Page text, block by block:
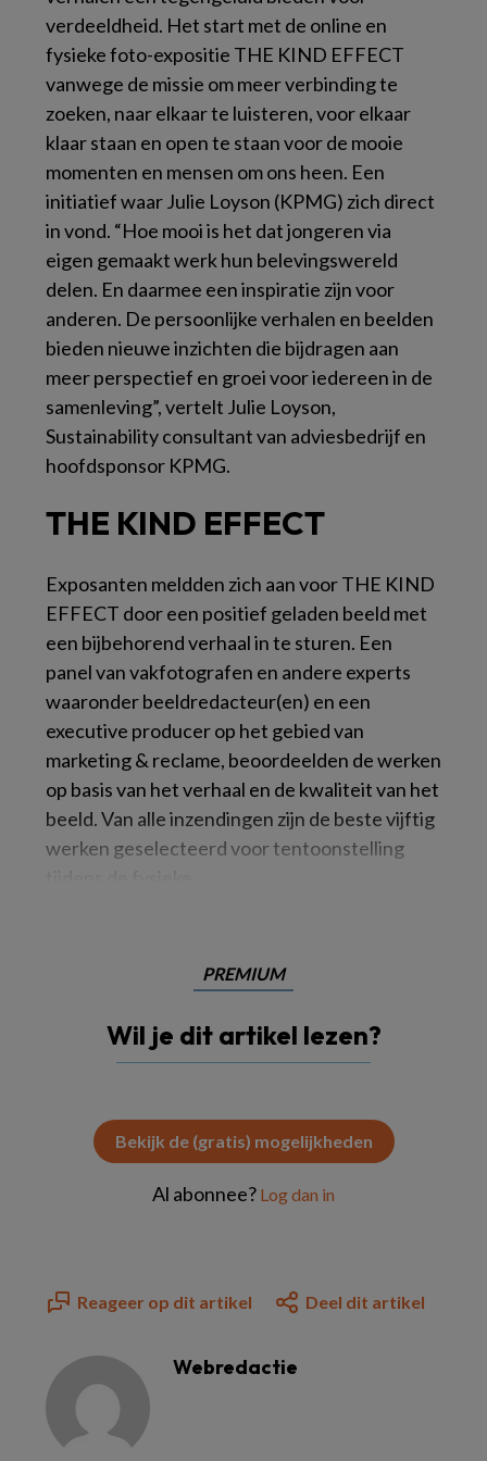
verdeeldheid. Het start met de online en
fysieke foto-expositie THE KIND EFFECT
vanwege de missie om meer verbinding te
zoeken, naar elkaar te luisteren, voor elkaar
klaar staan en open te staan voor de mooie
momenten en mensen om ons heen. Een
initiatief waar Julie Loyson (KPMG) zich direct
in vond. “Hoe mooi is het dat jongeren via
eigen gemaakt werk hun belevingswereld
delen. En daarmee een inspiratie zijn voor
anderen. De persoonlijke verhalen en beelden
bieden nieuwe inzichten die bijdragen aan
meer perspectief en groei voor iedereen in de
samenleving”, vertelt Julie Loyson,
Sustainability consultant van adviesbedrijf en
hoofdsponsor KPMG.
THE KIND EFFECT
Exposanten meldden zich aan voor THE KIND
EFFECT door een positief geladen beeld met
een bijbehorend verhaal in te sturen. Een
panel van vakfotografen en andere experts
waaronder beeldredacteur(en) en een
executive producer op het gebied van
marketing & reclame, beoordeelden de werken
op basis van het verhaal en de kwaliteit van het
beeld. Van alle inzendingen zijn de beste vijftig
werken geselecteerd voor tentoonstelling
PREMIUM
Wil je dit artikel lezen?
Bekijk de (gratis) mogelijkheden
Al abonnee? Log dan in
Reageer op dit artikel Deel dit artikel
Webredactie